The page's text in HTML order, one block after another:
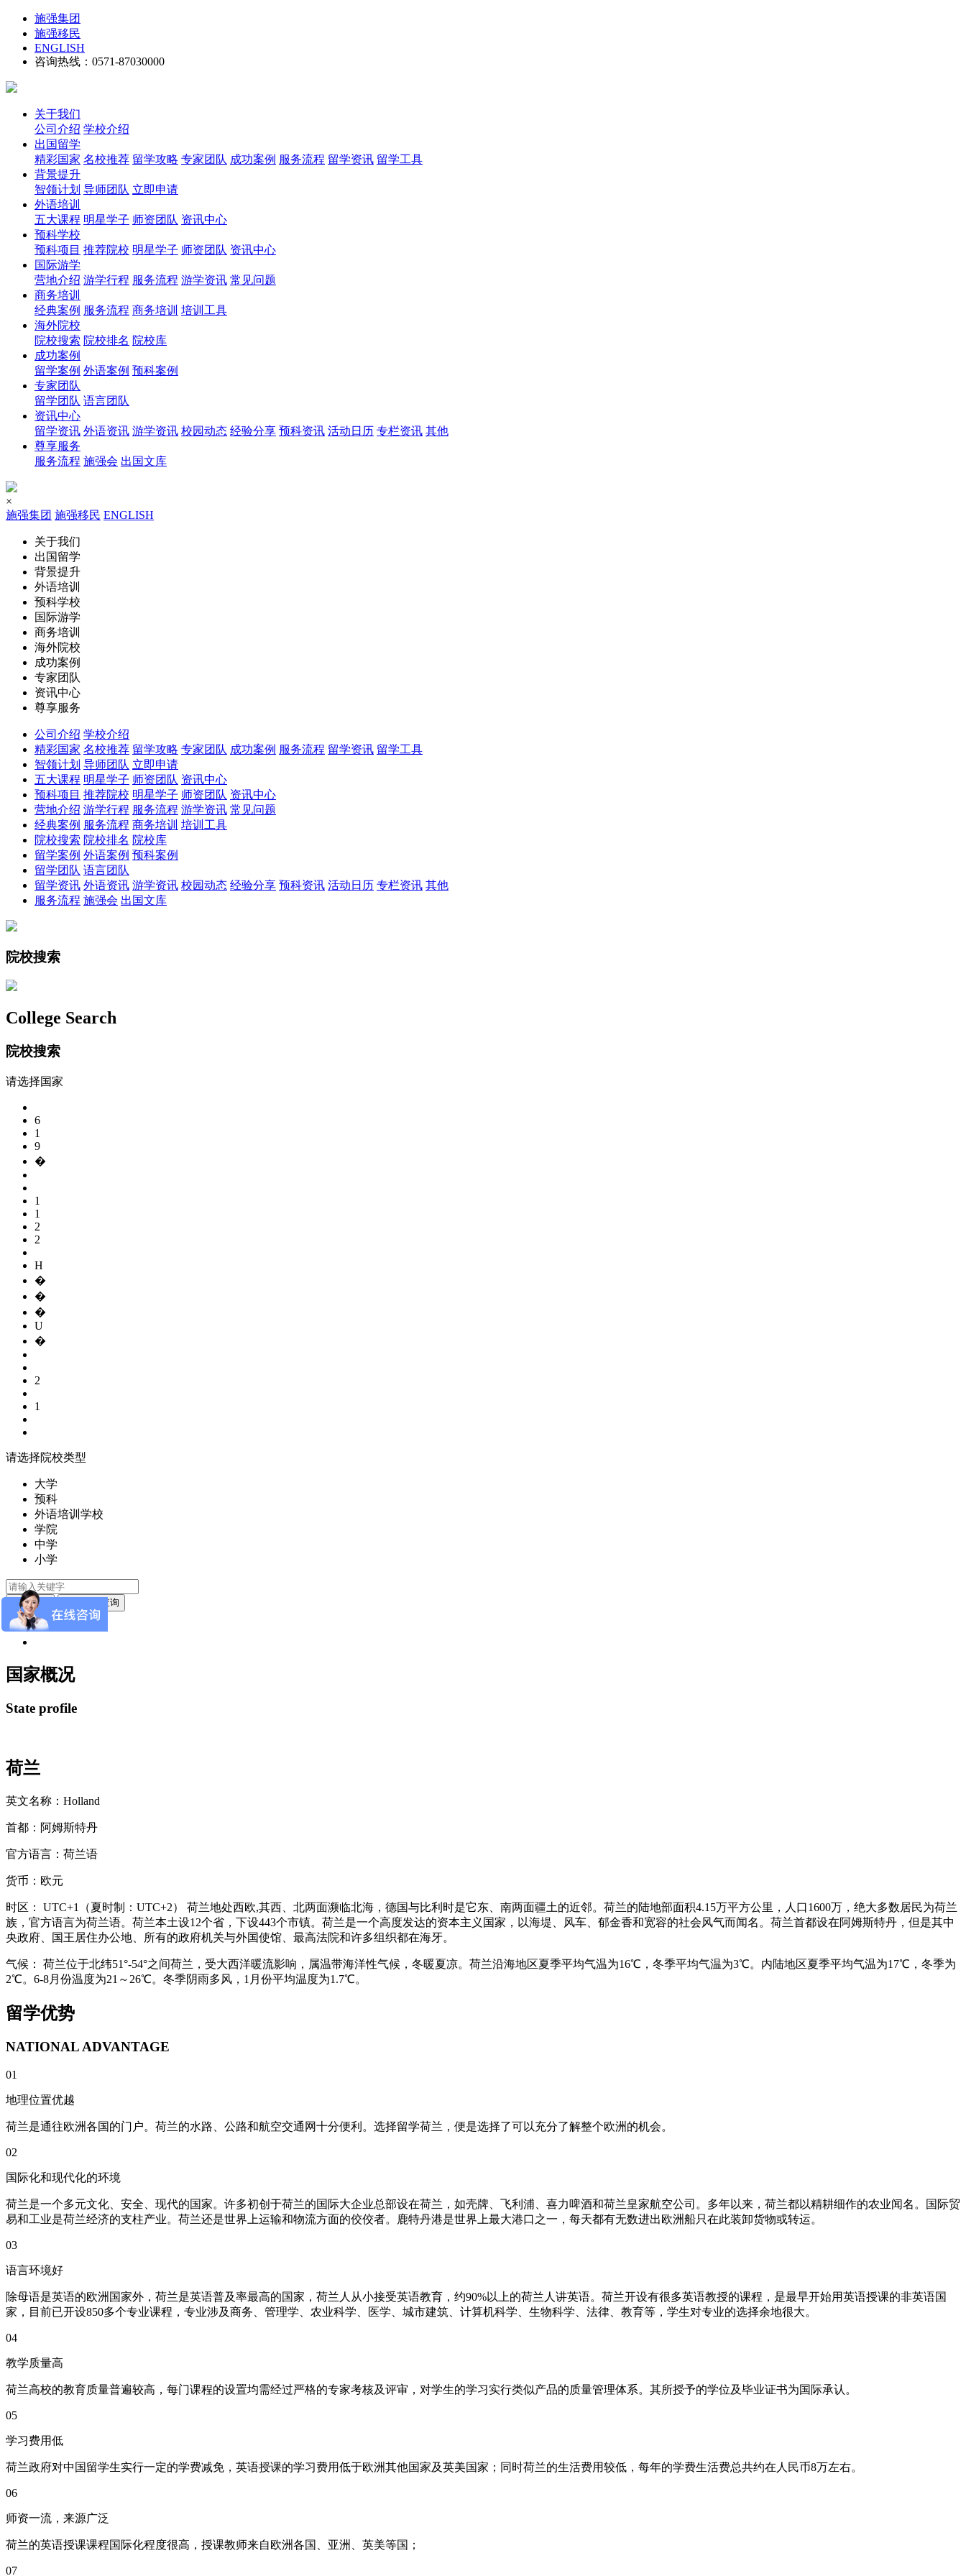
施强集团
施强移民
ENGLISH
咨询热线：0571-87030000
关于我们
公司介绍 学校介绍
出国留学
精彩国家 名校推荐 留学攻略 专家团队 成功案例 服务流程 留学资讯 留学工具
背景提升
智领计划 导师团队 立即申请
外语培训
五大课程 明星学子 师资团队 资讯中心
预科学校
预科项目 推荐院校 明星学子 师资团队 资讯中心
国际游学
营地介绍 游学行程 服务流程 游学资讯 常见问题
商务培训
经典案例 服务流程 商务培训 培训工具
海外院校
院校搜索 院校排名 院校库
成功案例
留学案例 外语案例 预科案例
专家团队
留学团队 语言团队
资讯中心
留学资讯 外语资讯 游学资讯 校园动态 经验分享 预科资讯 活动日历 专栏资讯 其他
尊享服务
服务流程 施强会 出国文库
×
施强集团 施强移民 ENGLISH
关于我们
出国留学
背景提升
外语培训
预科学校
国际游学
商务培训
海外院校
成功案例
专家团队
资讯中心
尊享服务
公司介绍 学校介绍
精彩国家 名校推荐 留学攻略 专家团队 成功案例 服务流程 留学资讯 留学工具
智领计划 导师团队 立即申请
五大课程 明星学子 师资团队 资讯中心
预科项目 推荐院校 明星学子 师资团队 资讯中心
营地介绍 游学行程 服务流程 游学资讯 常见问题
经典案例 服务流程 商务培训 培训工具
院校搜索 院校排名 院校库
留学案例 外语案例 预科案例
留学团队 语言团队
留学资讯 外语资讯 游学资讯 校园动态 经验分享 预科资讯 活动日历 专栏资讯 其他
服务流程 施强会 出国文库
院校搜索
College Search
院校搜索
请选择国家
6
1
9
�
1
1
2
2
H
�
�
�
U
�
2
1
请选择院校类型
大学
预科
外语培训学校
学院
中学
小学
×
国家概况
State profile
荷兰
英文名称： Holland
首都： 阿姆斯特丹
官方语言： 荷兰语
货币： 欧元
时区：
UTC+1（夏时制：UTC+2） 荷兰地处西欧,其西、北两面濒临北海，德国与比利时是它东、南两面疆土的近邻。荷兰的陆地部面积4.15万平方公里，人口1600万，绝大多数居民为荷兰
族，官方语言为荷兰语。荷兰本土设12个省，下设443个市镇。荷兰是一个高度发达的资本主义国家，以海堤、风车、郁金香和宽容的社会风气而闻名。荷兰首都设在阿姆斯特丹，但是其中
央政府、国王居住办公地、所有的政府机关与外国使馆、最高法院和许多组织都在海牙。
气候：
荷兰位于北纬51°-54°之间荷兰，受大西洋暖流影响，属温带海洋性气候，冬暖夏凉。荷兰沿海地区夏季平均气温为16℃，冬季平均气温为3℃。内陆地区夏季平均气温为17℃，冬季为
2℃。6-8月份温度为21～26℃。冬季阴雨多风，1月份平均温度为1.7℃。
留学优势
NATIONAL ADVANTAGE
01
地理位置优越
荷兰是通往欧洲各国的门户。荷兰的水路、公路和航空交通网十分便利。选择留学荷兰，便是选择了可以充分了解整个欧洲的机会。
02
国际化和现代化的环境
荷兰是一个多元文化、安全、现代的国家。许多初创于荷兰的国际大企业总部设在荷兰，如壳牌、飞利浦、喜力啤酒和荷兰皇家航空公司。多年以来，荷兰都以精耕细作的农业闻名。国际贸
易和工业是荷兰经济的支柱产业。荷兰还是世界上运输和物流方面的佼佼者。鹿特丹港是世界上最大港口之一，每天都有无数进出欧洲船只在此装卸货物或转运。
03
语言环境好
除母语是英语的欧洲国家外，荷兰是英语普及率最高的国家，荷兰人从小接受英语教育，约90%以上的荷兰人讲英语。荷兰开设有很多英语教授的课程，是最早开始用英语授课的非英语国
家，目前已开设850多个专业课程，专业涉及商务、管理学、农业科学、医学、城市建筑、计算机科学、生物科学、法律、教育等，学生对专业的选择余地很大。
04
教学质量高
荷兰高校的教育质量普遍较高，每门课程的设置均需经过严格的专家考核及评审，对学生的学习实行类似产品的质量管理体系。其所授予的学位及毕业证书为国际承认。
05
学习费用低
荷兰政府对中国留学生实行一定的学费减免，英语授课的学习费用低于欧洲其他国家及英美国家；同时荷兰的生活费用较低，每年的学费生活费总共约在人民币8万左右。
06
师资一流，来源广泛
荷兰的英语授课课程国际化程度很高，授课教师来自欧洲各国、亚洲、英美等国；
07